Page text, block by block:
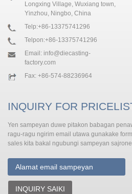
Longxing Village, Wuxiang town,
Yinzhou, Ningbo, China
Telp:+86-13375741296
Telpon:+86-13375741296
Email: info@diecasting-
factory.com
Fax: +86-574-88236964
INQUIRY FOR
Yen sampeyan duwe pitakon babagan
ragu-ragu ngirim email utawa gunakake
sales kita bakal ngubungi sampeyan
INQUIRY SAIKI